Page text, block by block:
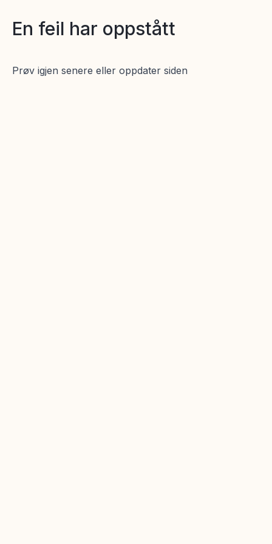
En feil har oppstått
Prøv igjen senere eller oppdater siden